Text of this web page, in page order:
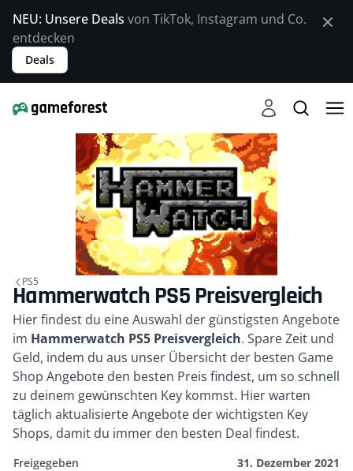
NEU: Unsere Deals von TikTok, Instagram und Co.
entdecken
Deals
PS5
Hammerwatch PS5 Preisvergleich
Kurzbeschreibung
Hier findest du eine Auswahl der günstigsten Angebote
im Hammerwatch PS5 Preisvergleich. Spare Zeit und
Geld, indem du aus unser Übersicht der besten Game
Shop Angebote den besten Preis findest, um so schnell
zu deinem gewünschten Key kommst. Hier warten
täglich aktualisierte Angebote der wichtigsten Key
Shops, damit du immer den besten Deal findest.
Freigegeben 31. Dezember 2021